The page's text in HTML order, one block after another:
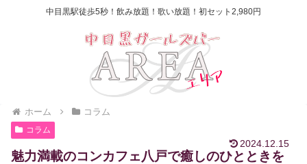
中目黒駅徒歩5秒！飲み放題！歌い放題！初セット2,980円
ホーム コラム
コラム
2024.12.15
魅力満載のコンカフェ八戸で癒しのひとときを